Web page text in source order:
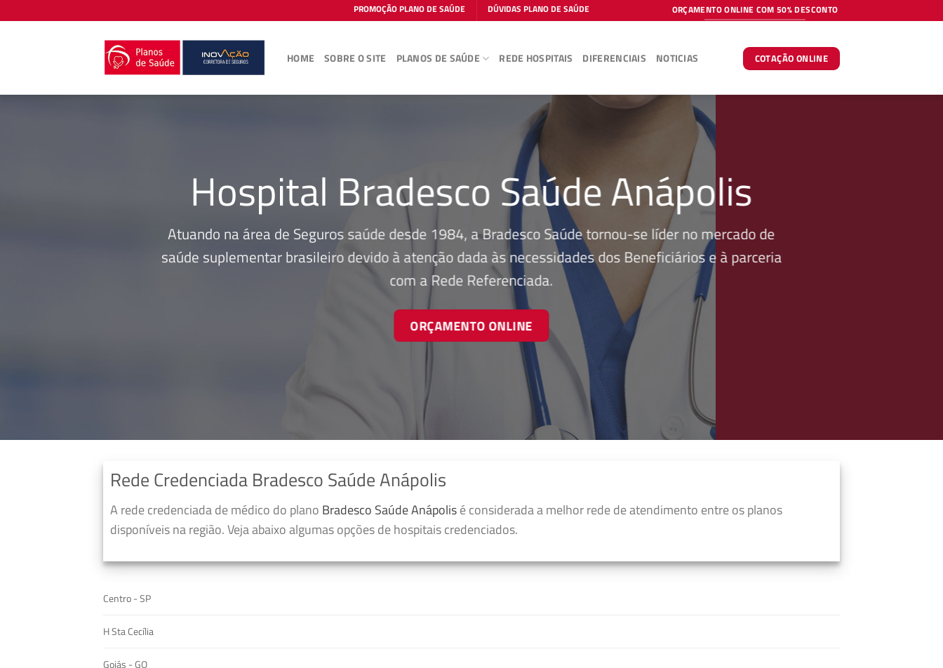
to
PROMOÇÃO PLANO DE SAÚDE DÚVIDAS PLANO DE SAÚDE ORÇAMENTO ONLINE COM 50% DESCONTO
HOME SOBRE O SITE PLANOS DE SAÚDE REDE HOSPITAIS DIFERENCIAIS NOTICIAS COTAÇÃO ONLINE
Hospital Bradesco Saúde Anápolis
Atuando na área de Seguros saúde desde 1984, a Bradesco Saúde tornou-se líder no mercado de
saúde suplementar brasileiro devido à atenção dada às necessidades dos Beneficiários e à parceria
com a Rede Referenciada.
ORÇAMENTO ONLINE
Rede Credenciada Bradesco Saúde Anápolis
A rede credenciada de médico do plano Bradesco Saúde Anápolisé considerada a melhor rede de atendimento entre os planos
disponíveis na região. Veja abaixo algumas opções de hospitais credenciados.
Centro - SP
H Sta Cecília
Goiás - GO